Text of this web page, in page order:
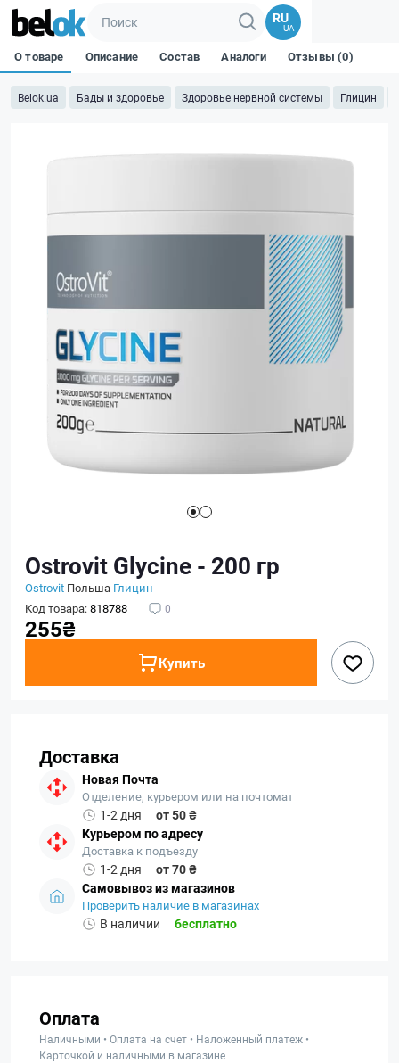
RU
UA
Belok.ua Бады и здоровье Здоровье нервной системы Глицин
О товаре Описание Состав Аналоги Отзывы (0)
Ostrovit Glycine - 200 гр
Ostrovit Польша Глицин
Код товара:818788 0
255₴
Купить
Доставка
Новая Почта
Отделение, курьером или на почтомат
1-2 дня
от 50 ₴
Курьером по адресу
Доставка к подъезду
1-2 дня
от 70 ₴
Самовывоз из магазинов
Проверить наличие в магазинах
В наличии бесплатно
Оплата
Наличными • Оплата на счет • Наложенный платеж •
Карточкой и наличными в магазине